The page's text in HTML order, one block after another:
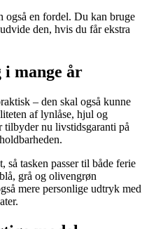
også en fordel. Du kan bruge
den, hvis du får ekstra
i mange år
– den skal også kunne
af lynlåse, hjul og
tilbyder nu livstidsgaranti på
tasken passer til både ferie
grå og olivengrøn
mere personlige udtryk med